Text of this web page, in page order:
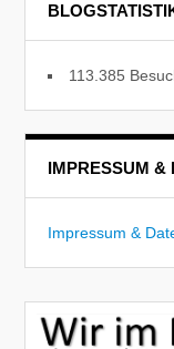
113.385
IMPRESSUM &
Impressum &